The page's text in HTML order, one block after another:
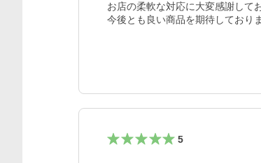
お店の柔軟な対応に大変感謝して
今後とも良い商品を期待しておりま
5